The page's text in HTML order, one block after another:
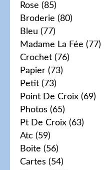
Rose (85)
Broderie (80)
Bleu (77)
Madame La Fée (77)
Crochet (76)
Papier (73)
Petit (73)
Point De Croix (69)
Photos (65)
Pt De Croix (63)
Atc (59)
Boite (56)
Cartes (54)